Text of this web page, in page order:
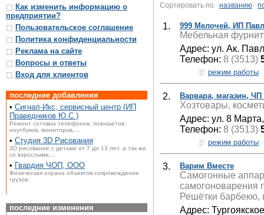
Как изменить информацию о
предприятии?
Пользовательское соглашение
Политика конфиденциальности
Реклама на сайте
Вопросы и ответы
Вход для клиентов
последние добавления
• Сигнал-Икс, сервисный центр (ИП
Праведников Ю.С.)
Ремонт сотовых телефонов, планшетов,
ноутбуков, мониторов,...
• Студия 3D Рисования
3D рисование с детьми от 7 до 13 лет, а так же
со взрослыми,...
• Гвардия ЧОП, ООО
Физическая охрана объектов сопровождение
грузов.
последние изменения
Сортировать по названию
1. 999 Мелочей, ИП
Мебельная
Адрес: ул. Ак.
Телефон: 8 (3513)
режим работы
2. Варвара, магазин,
Хозтовары,
Адрес: ул. 8
Телефон: 8 (3513)
режим работы
3. Варим Вместе
Самогонные
самогоноварения
Решётки
Адрес: